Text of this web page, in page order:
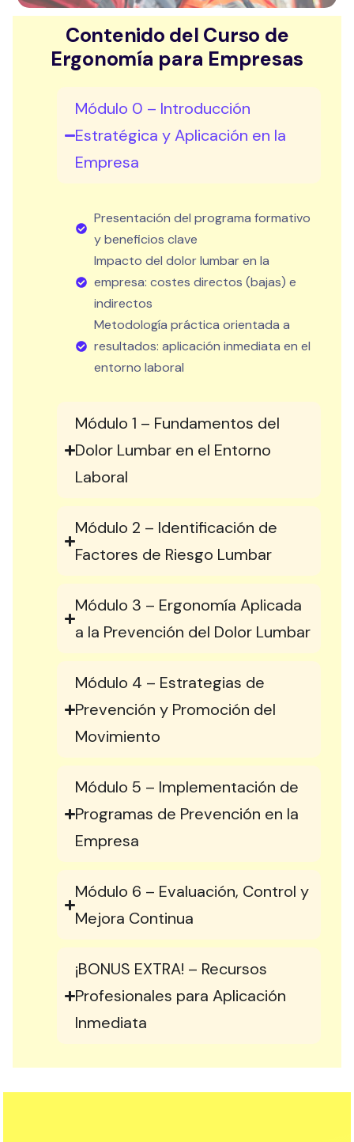
Contenido del Curso de
Ergonomía para Empresas
Módulo 0 – Introducción
Estratégica y Aplicación en la
Empresa
Presentación del programa formativo
y beneficios clave
Impacto del dolor lumbar en la
empresa: costes directos (bajas) e
indirectos
Metodología práctica orientada a
resultados: aplicación inmediata en el
entorno laboral
Módulo 1 – Fundamentos del
Dolor Lumbar en el Entorno
Laboral
Módulo 2 – Identificación de
Factores de Riesgo Lumbar
Módulo 3 – Ergonomía Aplicada
a la Prevención del Dolor Lumbar
Módulo 4 – Estrategias de
Prevención y Promoción del
Movimiento
Módulo 5 – Implementación de
Programas de Prevención en la
Empresa
Módulo 6 – Evaluación, Control y
Mejora Continua
¡BONUS EXTRA! – Recursos
Profesionales para Aplicación
Inmediata